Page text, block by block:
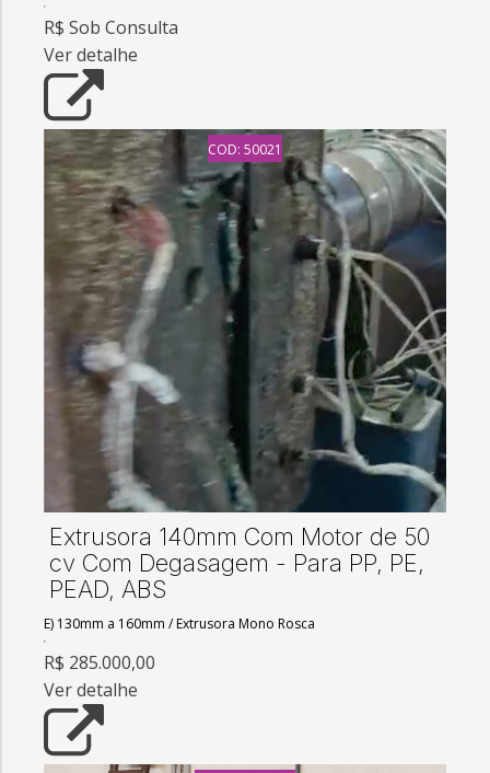
R$ Sob Consulta
Ver detalhe
COD: 50021
Extrusora 140mm Com Motor de 50
cv Com Degasagem - Para PP, PE,
PEAD, ABS
E) 130mm a 160mm /Extrusora Mono Rosca
R$ 285.000,00
Ver detalhe